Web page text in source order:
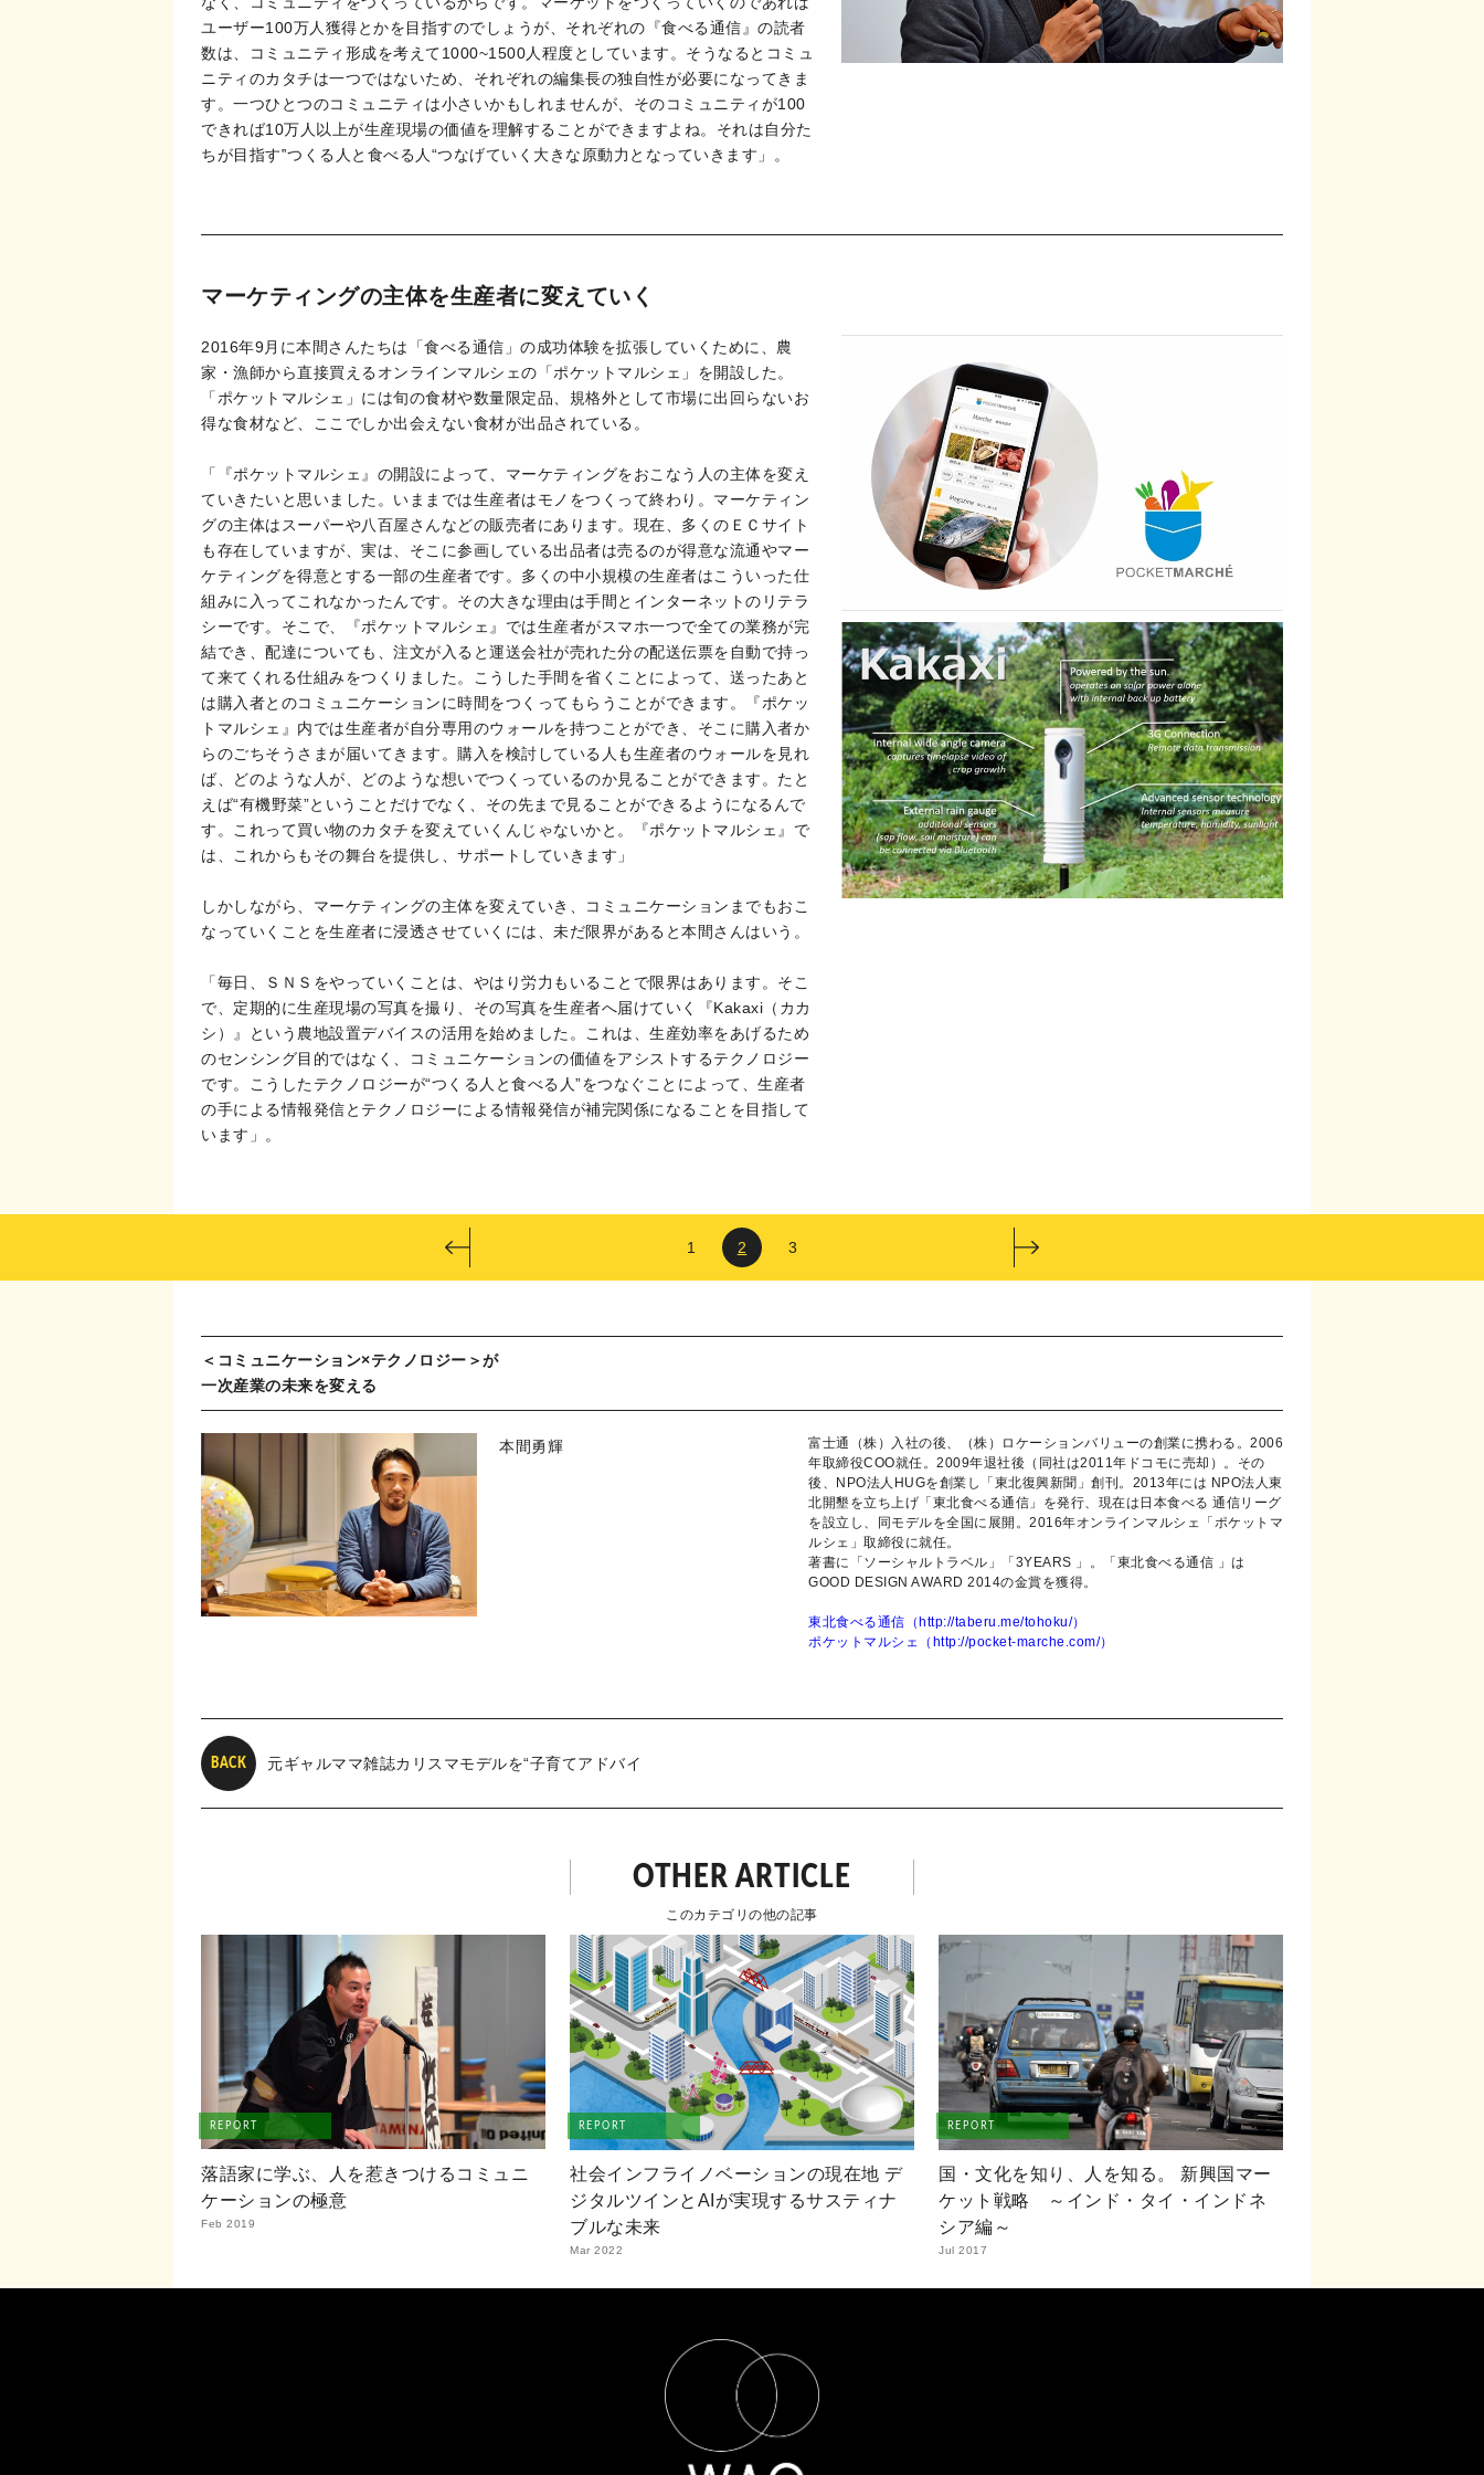
ユーザー100万人獲得とかを目指すのでしょうが、それぞれの『食べる通信』の読者
数は、コミュニティ形成を考えて1000~1500人程度としています。そうなるとコミュ
ニティのカタチは一つではないため、それぞれの編集長の独自性が必要になってきま
す。一つひとつのコミュニティは小さいかもしれませんが、そのコミュニティが100
できれば10万人以上が生産現場の価値を理解することができますよね。それは自分た
ちが目指す‟つくる人と食べる人“つなげていく大きな原動力となっていきます」。
マーケティングの主体を生産者に変えていく
2016年9月に本間さんたちは「食べる通信」の成功体験を拡張していくために、農
家・漁師から直接買えるオンラインマルシェの「ポケットマルシェ」を開設した。
「ポケットマルシェ」には旬の食材や数量限定品、規格外として市場に出回らないお
得な食材など、ここでしか出会えない食材が出品されている。
「『ポケットマルシェ』の開設によって、マーケティングをおこなう人の主体を変え
ていきたいと思いました。いままでは生産者はモノをつくって終わり。マーケティン
グの主体はスーパーや八百屋さんなどの販売者にあります。現在、多くのＥＣサイト
も存在していますが、実は、そこに参画している出品者は売るのが得意な流通やマー
ケティングを得意とする一部の生産者です。多くの中小規模の生産者はこういった仕
組みに入ってこれなかったんです。その大きな理由は手間とインターネットのリテラ
シーです。そこで、『ポケットマルシェ』では生産者がスマホ一つで全ての業務が完
結でき、配達についても、注文が入ると運送会社が売れた分の配送伝票を自動で持っ
て来てくれる仕組みをつくりました。こうした手間を省くことによって、送ったあと
は購入者とのコミュニケーションに時間をつくってもらうことができます。『ポケッ
トマルシェ』内では生産者が自分専用のウォールを持つことができ、そこに購入者か
らのごちそうさまが届いてきます。購入を検討している人も生産者のウォールを見れ
ば、どのような人が、どのような想いでつくっているのか見ることができます。たと
えば“有機野菜”ということだけでなく、その先まで見ることができるようになるんで
す。これって買い物のカタチを変えていくんじゃないかと。『ポケットマルシェ』で
は、これからもその舞台を提供し、サポートしていきます」
しかしながら、マーケティングの主体を変えていき、コミュニケーションまでもおこ
なっていくことを生産者に浸透させていくには、未だ限界があると本間さんはいう。
「毎日、ＳＮＳをやっていくことは、やはり労力もいることで限界はあります。そこ
で、定期的に生産現場の写真を撮り、その写真を生産者へ届けていく『Kakaxi（カカ
シ）』という農地設置デバイスの活用を始めました。これは、生産効率をあげるため
のセンシング目的ではなく、コミュニケーションの価値をアシストするテクノロジー
です。こうしたテクノロジーが“つくる人と食べる人”をつなぐことによって、生産者
の手による情報発信とテクノロジーによる情報発信が補完関係になることを目指して
います」。
1 2 3
＜コミュニケーション×テクノロジー＞が
一次産業の未来を変える
本間勇輝
富士通（株）入社の後、（株）ロケーションバリューの創業に携わる。2006
年取締役COO就任。2009年退社後（同社は2011年ドコモに売却）。その
後、NPO法人HUGを創業し「東北復興新聞」創刊。2013年には NPO法人東
北開墾を立ち上げ「東北食べる通信」を発行、現在は日本食べる 通信リーグ
を設立し、同モデルを全国に展開。2016年オンラインマルシェ「ポケットマ
ルシェ」取締役に就任。
著書に「ソーシャルトラベル」「3YEARS 」。「東北食べる通信 」は
GOOD DESIGN AWARD 2014の金賞を獲得。
東北食べる通信（http://taberu.me/tohoku/）
ポケットマルシェ（http://pocket-marche.com/）
BACK 元ギャルママ雑誌カリスマモデルを“子育てアドバイ
OTHER ARTICLE
このカテゴリの他の記事
REPORT
落語家に学ぶ、人を惹きつけるコミュニ
ケーションの極意
Feb 2019
REPORT
社会インフライノベーションの現在地 デ
ジタルツインとAIが実現するサスティナ
ブルな未来
Mar 2022
REPORT
国・文化を知り、人を知る。 新興国マー
ケット戦略 ～インド・タイ・インドネ
シア編～
Jul 2017